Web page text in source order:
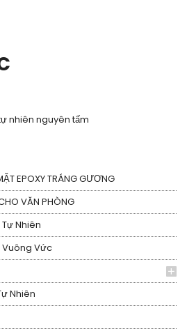
nhiên nguyên tấm
EPOXY TRÁNG GƯƠNG
VĂN PHÒNG
Nhiên
Vuông Vức
Nhiên